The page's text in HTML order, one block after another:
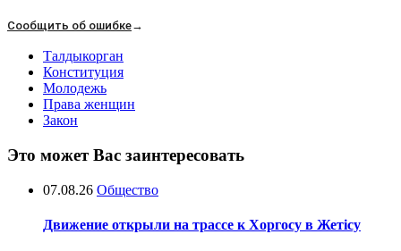
Сообщить об ошибке→
Талдыкорган
Конституция
Молодежь
Права женщин
Закон
Это может Вас заинтересовать
07.08.26 Общество
Движение открыли на трассе к Хоргосу в Жетісу